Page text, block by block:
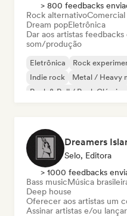
> 800 feedbacks
Rock alternativo
Dream popEletrônica
Dar aos artistas
som/produção
Eletrônica Rock
Indie rock
Metal / Heavy
Rock & Roll / Rock Clássico
Dreamers
Selo, Editora
> 1000 feedbacks
Bass musicMúsica
Deep house
Oferecer aos artistas um
Assinar artistas e/ou